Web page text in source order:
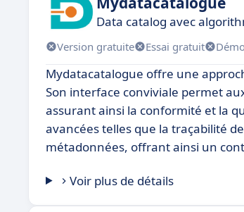
Data catalog avec
Version gratuite Essai gratuit
Mydatacatalogue offre une
Son interface conviviale permet
assurant ainsi la conformité et la
avancées telles que la traçabilité
métadonnées, offrant ainsi un
Voir plus de détails